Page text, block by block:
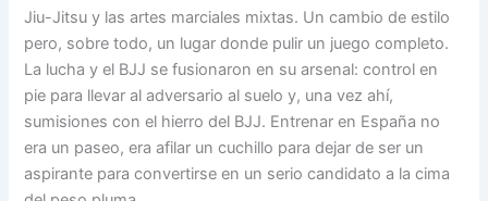
Jiu-Jitsu y las artes marciales mixtas. Un cambio de estilo
pero, sobre todo, un lugar donde pulir un juego completo.
La lucha y el BJJ se fusionaron en su arsenal: control en
pie para llevar al adversario al suelo y, una vez ahí,
sumisiones con el hierro del BJJ. Entrenar en España no
era un paseo, era afilar un cuchillo para dejar de ser un
aspirante para convertirse en un serio candidato a la cima